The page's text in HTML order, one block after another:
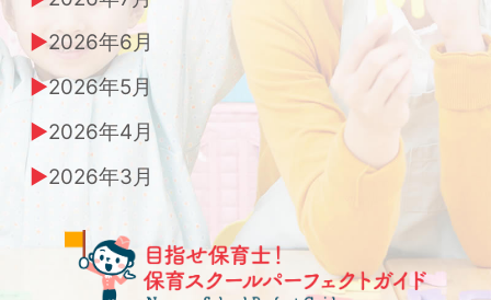
2026年6月
2026年5月
2026年4月
2026年3月